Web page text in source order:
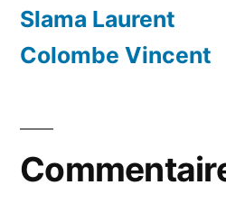
Slama Laurent
Colombe Vincent